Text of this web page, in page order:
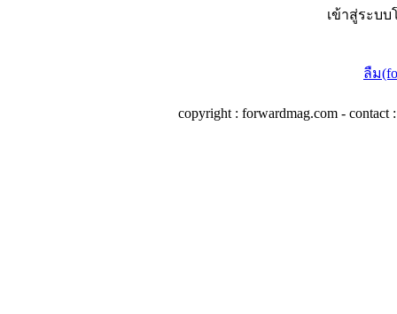
เข้าสู่ระบบ
ลืม
copyright : forwardmag.com - contact